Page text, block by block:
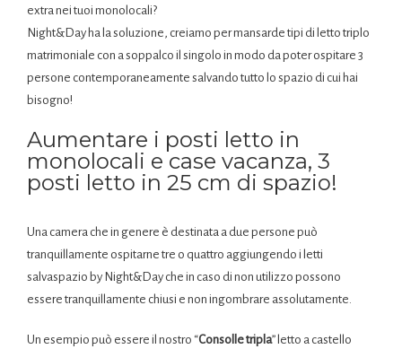
extra nei tuoi monolocali?
Night&Day ha la soluzione, creiamo per mansarde tipi di letto triplo
matrimoniale con a soppalco il singolo in modo da poter ospitare 3
persone contemporaneamente salvando tutto lo spazio di cui hai
bisogno!
Aumentare i posti letto in
monolocali e case vacanza, 3
posti letto in 25 cm di spazio!
Una camera che in genere è destinata a due persone può
tranquillamente ospitarne tre o quattro aggiungendo i letti
salvaspazio by Night&Day che in caso di non utilizzo possono
essere tranquillamente chiusi e non ingombrare assolutamente.
Un esempio può essere il nostro “Consolle tripla” letto a castello